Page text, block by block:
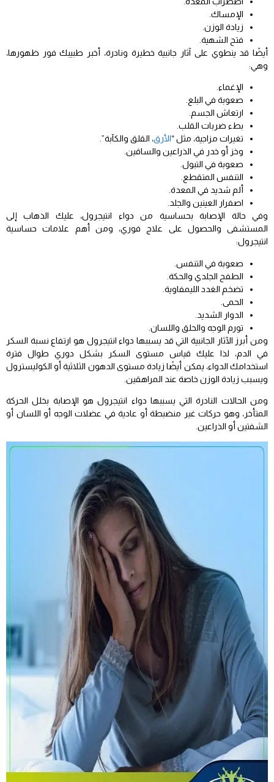
الإمساك.
زيادة الوزن.
فتح الشهية.
أيضًا قد ينطوي على آثار جانبية خطيرة ونادرة، أخبر طبيبك فور ظهورها،
وهي:
الإغماء.
صعوبة في البلع.
ارتعاش الجسم.
بطء ضربات القلب.
تغيرات مزاجية، مثل “الأرق، القلق والكآبة”.
وخز أو خدر في الذراعين والساقين.
صعوبة في التبول.
التنفس المتقطع.
ألم شديد في المعدة.
اصفرار العينين والجلد.
وفي حالة الإصابة بحساسية من دواء انتيجرول، عليك الذهاب إلى
المستشفى والحصول على علاج فوري، ومن أهم علامات حساسية
انتيجرول:
صعوبة في التنفس.
الطفح الجلدي والحكة.
تضخم الغدد الليمفاوية.
الحمى.
الدوار الشديد.
تورم الوجه والحلق واللسان.
ومن أبرز الآثار الجانبية التي قد يسببها دواء انتيجرول هو ارتفاع نسبة السكر
في الدم، لذا عليك قياس مستوى السكر بشكل دوري طوال فترة
استخدامك الدواء، يمكن أيضًا زيادة مستوى الدهون الثلاثية أو الكوليسترول
ويسبب زيادة الوزن خاصة عند المراهقين.
ومن الحالات النادرة التي يسببها دواء انتيجرول هو الإصابة بخلل الحركة
المتأخر، وهو حركات غير منضبطة أو عادية في عضلات الوجه أو اللسان أو
الشفتين أو الذراعين.